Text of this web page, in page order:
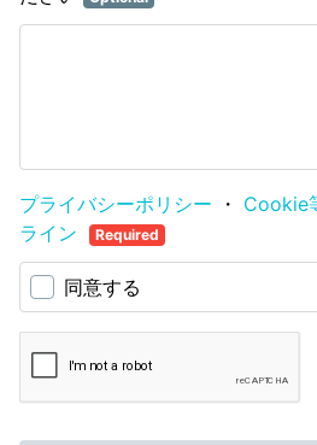
プライバシーポリシー ・ Cookie
ライン
Required
同意する